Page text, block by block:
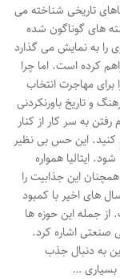
تاریخی شناخته می
های گوناگون شده
را به نمایش می گذارد
کرده است. اما چرا
برای مهاجرت انتخاب
و تاریخ باورنکردنی
به سر کار از کنار
کنید. این حس بی نظیر
ایتالیا همواره
این جذابیت را
های اخیر با کمبود
از جمله این حوزه ها
صنعتی اشاره کرد.
به دنبال جذب
بسیاری …